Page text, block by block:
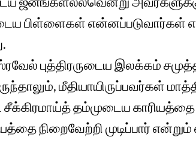
பிள்ளைகள் என்னப்படுவார்கள்
புத்திரருடைய இலக்கம்
மீதியாயிருப்பவர்கள்
தம்முடைய காரியத்தை
நிறைவேற்றி முடிப்பார்